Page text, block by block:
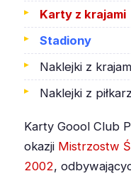
Karty z krajami
Stadiony
Naklejki z
Naklejki z
Karty Goool Club
okazji Mistrzostw
2002,